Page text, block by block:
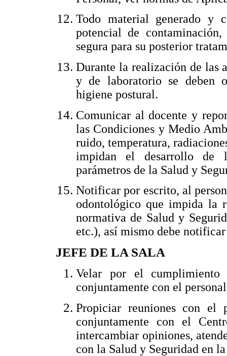
Todo material generado y
potencial de
segura para su posterior
Durante la realización de las
y de laboratorio se deben
higiene postural.
Comunicar al docente y
las Condiciones y Medio
ruido, temperatura,
impidan el desarrollo de
parámetros de la Salud y
Notificar por escrito, al
odontológico que impida la
normativa de Salud y
etc.), así mismo debe
JEFE DE LA SALA
Velar por el cumplimiento
conjuntamente con el
Propiciar reuniones con el
conjuntamente con el
intercambiar opiniones,
con la Salud y Seguridad en